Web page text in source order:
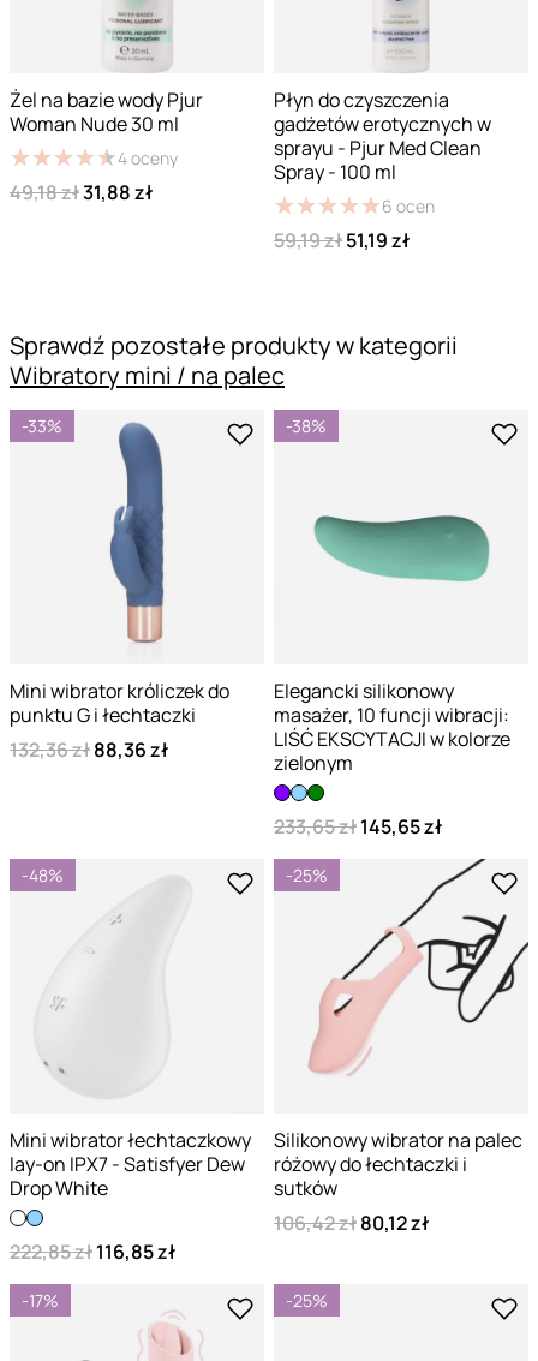
Żel na bazie wody Pjur
Woman Nude 30 ml
★★★★★
★★★★★4oceny
49,18 zł31,88 zł
Płyn do czyszczenia
gadżetów erotycznych w
sprayu - Pjur Med Clean
Spray - 100 ml
★★★★★
★★★★★6 ocen
59,19 zł51,19 zł
Sprawdź pozostałe produkty w kategorii
Wibratory mini / na palec
-33%
Mini wibrator króliczek do
punktu G i łechtaczki
132,36 zł88,36 zł
-38%
Elegancki silikonowy
masażer, 10 funcji wibracji:
LIŚĆ EKSCYTACJI w kolorze
zielonym
233,65 zł145,65 zł
-48%
Mini wibrator łechtaczkowy
lay-on IPX7 - Satisfyer Dew
Drop White
222,85 zł116,85 zł
-25%
Silikonowy wibrator na palec
różowy do łechtaczki i
sutków
106,42 zł80,12 zł
-17% -25%